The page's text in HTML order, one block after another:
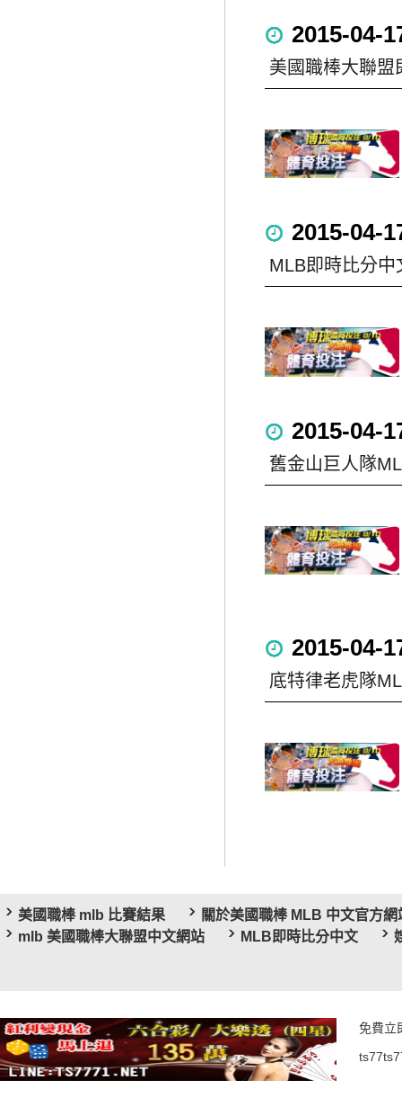
2015-04-
美國職棒大聯盟
2015-04-
MLB即時比分
2015-04-
舊金山巨人隊
2015-04-
底特律老虎隊
美國職棒 mlb 比賽結果
關於美國職棒 MLB 中文官方網
mlb 美國職棒大聯盟中文網站
MLB即時比分中文
免費立